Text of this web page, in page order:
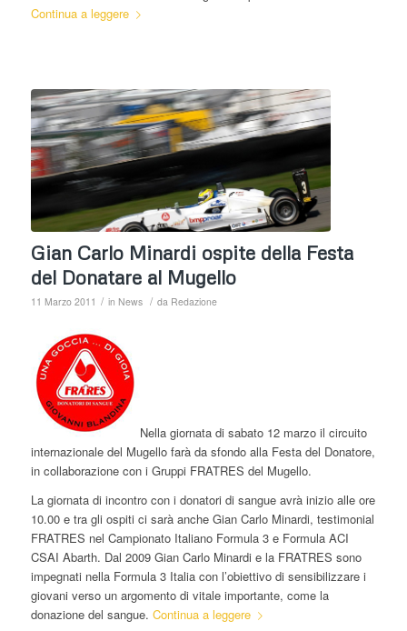
Continua a leggere
Gian Carlo Minardi ospite della Festa
del Donatare al Mugello
11 Marzo 2011 / in News / da Redazione
Nella giornata di sabato 12 marzo il circuito
internazionale del Mugello farà da sfondo alla Festa del Donatore,
in collaborazione con i Gruppi FRATRES del Mugello.
La giornata di incontro con i donatori di sangue avrà inizio alle ore
10.00 e tra gli ospiti ci sarà anche Gian Carlo Minardi, testimonial
FRATRES nel Campionato Italiano Formula 3 e Formula ACI
CSAI Abarth. Dal 2009 Gian Carlo Minardi e la FRATRES sono
impegnati nella Formula 3 Italia con l’obiettivo di sensibilizzare i
giovani verso un argomento di vitale importante, come la
donazione del sangue. Continua a leggere